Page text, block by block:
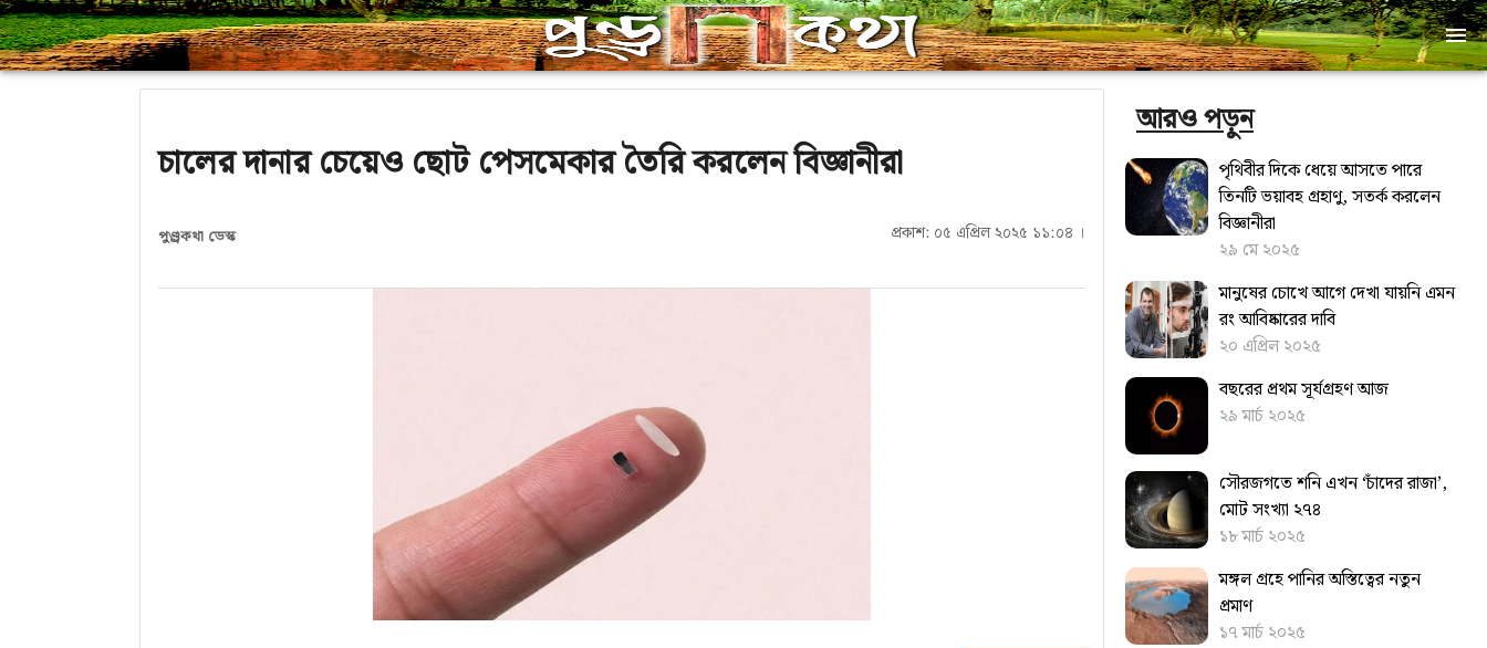
চালের দানার চেয়েও ছোট পেসমেকার তৈরি করলেন বিজ্ঞানীরা
পুণ্ড্রকথা ডেস্ক প্রকাশ: ০৫ এপ্রিল ২০২৫ ১১:০৪ ।
আরও পড়ুন
পৃথিবীর দিকে ধেয়ে আসতে পারে
তিনটি ভয়াবহ গ্রহাণু, সতর্ক করলেন
বিজ্ঞানীরা
২৯ মে ২০২৫
মানুষের চোখে আগে দেখা যায়নি এমন
রং আবিষ্কারের দাবি
২০ এপ্রিল ২০২৫
বছরের প্রথম সূর্যগ্রহণ আজ
২৯ মার্চ ২০২৫
সৌরজগতে শনি এখন ‘চাঁদের রাজা’,
মোট সংখ্যা ২৭৪
১৮ মার্চ ২০২৫
মঙ্গল গ্রহে পানির অস্তিত্বের নতুন
প্রমাণ
১৭ মার্চ ২০২৫